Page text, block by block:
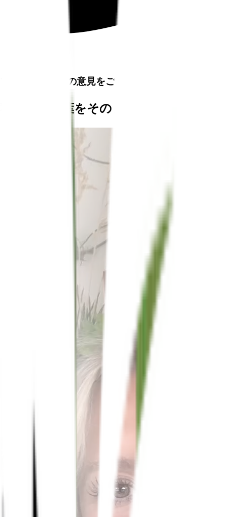
プラントファムの意見をご覧ください
私たちの言葉をそのまま鵜呑みにしな